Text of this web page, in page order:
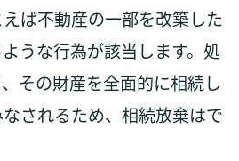
ば不動産の一部を改築した
うな行為が該当します。処
その財産を全面的に相続し
されるため、相続放棄はで